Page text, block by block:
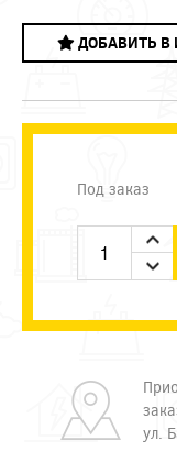
ДОБАВИТЬ В
Под заказ
ул.